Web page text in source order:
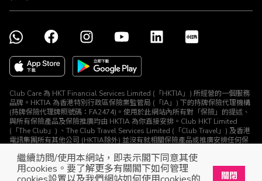
繼續訪問/使用本網站，即表示閣下同意其使
用cookies。要了解更多有關閣下如何管理
關閉
Club Care 為 HKT Financial Services Limited (「HKTIA」) 所經營的一個服務
品牌。HKTIA 為香港特別行政區保險業監管局 (「IA」) 下的持牌保險代理機構
(持牌保險代理牌照號碼：FA2474)。使用於此網站內所有對「保險」的提述、
與所有保險產品及保險推廣均由 HKTIA 為你直接安排。Club HKT Limited
(「The Club」) 、The Club Travel Services Limited (「Club Travel」) 及香港
電訊集團所有其他公司 (HKTIA除外) 並沒有就相關保險產品或推廣安排任何保
© The Club 2026. 保留所有權利